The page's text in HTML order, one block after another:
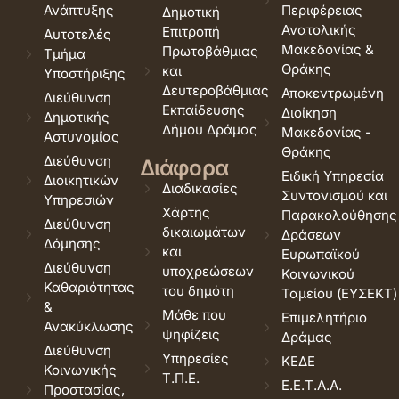
Ανάπτυξης
Αυτοτελές
Τμήμα
Υποστήριξης
Διεύθυνση
Δημοτικής
Αστυνομίας
Διεύθυνση
Διοικητικών
Υπηρεσιών
Διεύθυνση
Δόμησης
Διεύθυνση
Καθαριότητας
&
Ανακύκλωσης
Διεύθυνση
Κοινωνικής
Προστασίας,
Δημοτική
Επιτροπή
Πρωτοβάθμιας
και
Δευτεροβάθμιας
Εκπαίδευσης
Δήμου Δράμας
Διάφορα
Διαδικασίες
Χάρτης
δικαιωμάτων
και
υποχρεώσεων
του δημότη
Μάθε που
ψηφίζεις
Υπηρεσίες
Τ.Π.Ε.
Περιφέρειας
Ανατολικής
Μακεδονίας &
Θράκης
Αποκεντρωμένη
Διοίκηση
Μακεδονίας -
Θράκης
Ειδική Υπηρεσία
Συντονισμού και
Παρακολούθησης
Δράσεων
Ευρωπαϊκού
Κοινωνικού
Ταμείου (ΕΥΣΕΚΤ)
Επιμελητήριο
Δράμας
ΚΕΔΕ
Ε.Ε.Τ.Α.Α.